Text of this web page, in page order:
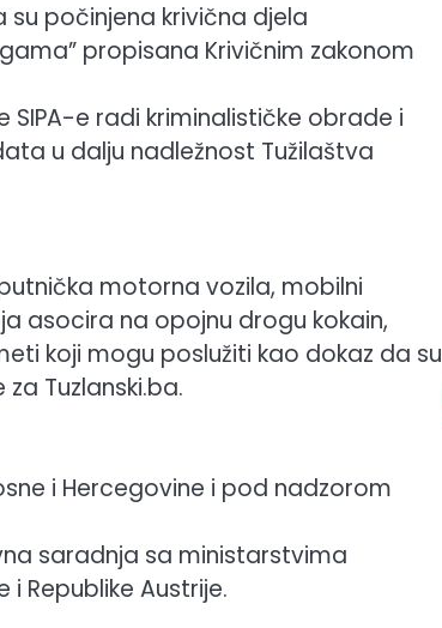
počinjena krivična djela
propisana Krivičnim zakonom
SIPA-e radi kriminalističke obrade i
u dalju nadležnost Tužilaštva
motorna vozila, mobilni
asocira na opojnu drogu kokain,
koji mogu poslužiti kao dokaz da su
Tuzlanski.ba.
i Hercegovine i pod nadzorom
saradnja sa ministarstvima
i Republike Austrije.